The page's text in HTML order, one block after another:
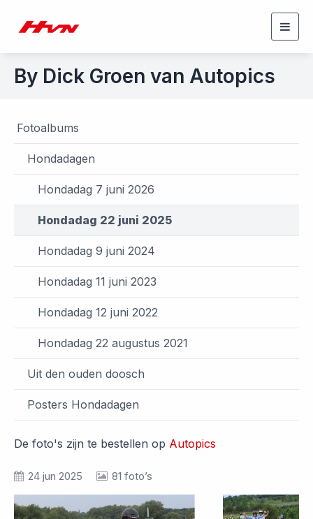
By Dick Groen van Autopics
Fotoalbums
Hondadagen
Hondadag 7 juni 2026
Hondadag 22 juni 2025
Hondadag 9 juni 2024
Hondadag 11 juni 2023
Hondadag 12 juni 2022
Hondadag 22 augustus 2021
Uit den ouden doosch
Posters Hondadagen
De foto's zijn te bestellen op Autopics
24 jun 2025 81 foto’s